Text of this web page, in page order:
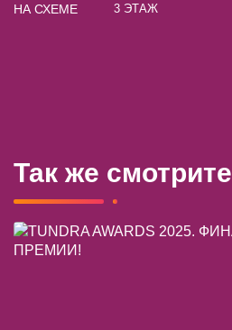
НА СХЕМЕ 3 ЭТАЖ
Так же смотрите